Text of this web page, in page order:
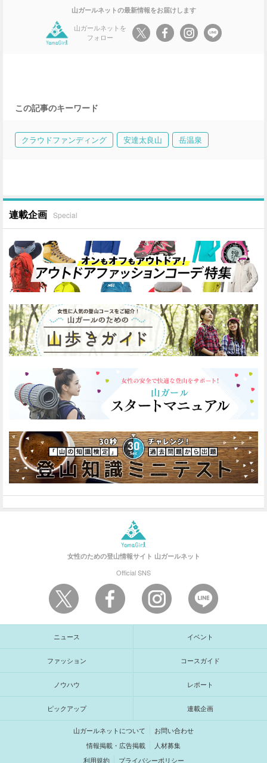
山ガールネットの最新情報をお届けします
山ガールネットを
フォロー
この記事のキーワード
クラウドファンディング 安達太良山 岳温泉
連載企画 Special
女性のための登山情報サイト 山ガールネット
Official SNS
ニュース イベント
ファッション コースガイド
ノウハウ レポート
ピックアップ 連載企画
山ガールネットについて
お問い合わせ
情報掲載・広告掲載
人材募集
利用規約
プライバシーポリシー